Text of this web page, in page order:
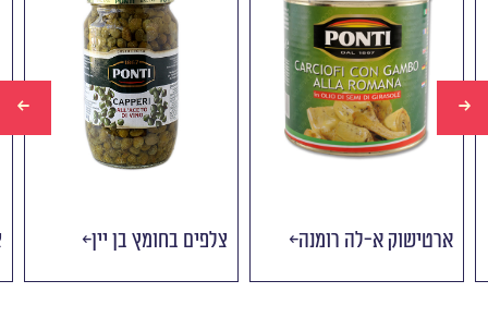
צלפים בחומץ בן יין ארטישוק א-לה רומנה